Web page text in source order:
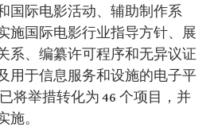
国际电影活动、辅助制作系
施国际电影行业指导方针、展
系、编纂许可程序和无异议证
用于信息服务和设施的电子平
将举措转化为 46 个项目，并
施。